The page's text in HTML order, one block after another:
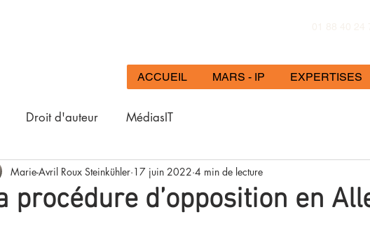
ACCUEIL MARS - IP EXPERTISES
Droit d'auteur MédiasIT
procédure d’opposition en
Marie-Avril Roux Steinkühler 17 juin 2022 4 min de lecture